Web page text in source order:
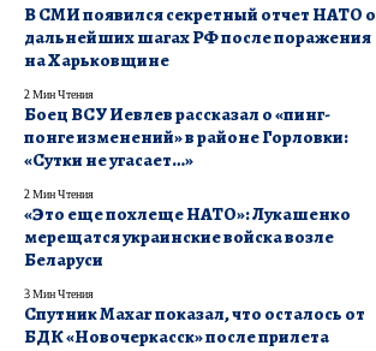
В СМИ появился секретный отчет НАТО о
дальнейших шагах РФ после поражения
на Харьковщине
2 Мин Чтения
Боец ВСУ Иевлев рассказал о «пинг-
понге изменений» в районе Горловки:
«Сутки не угасает…»
2 Мин Чтения
«Это еще похлеще НАТО»: Лукашенко
мерещатся украинские войска возле
Беларуси
3 Мин Чтения
​Спутник Maxar показал, что осталось от
БДК «Новочеркасск» после прилета